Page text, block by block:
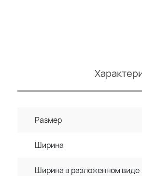
Размер
Ширина
Ширина в разложенном виде